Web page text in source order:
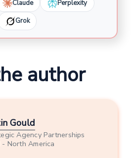
Optimierung über
hinweg zu
Kampagnenergebnisse zu
Claude Perplexity
Grok
author
Gould
Agency Partnerships
- North America